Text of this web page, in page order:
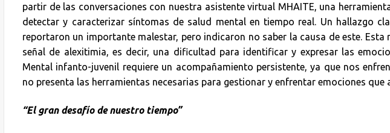
partir de las conversaciones con nuestra asistente virtual MHAITE, una
detectar y caracterizar síntomas de salud mental en tiempo real. Un hallazgo
reportaron un importante malestar, pero indicaron no saber la causa de este. Esta
señal de alexitimia, es decir, una dificultad para identificar y expresar las
Mental infanto-juvenil requiere un acompañamiento persistente, ya que nos
no presenta las herramientas necesarias para gestionar y enfrentar emociones
“El gran desafío de nuestro tiempo”